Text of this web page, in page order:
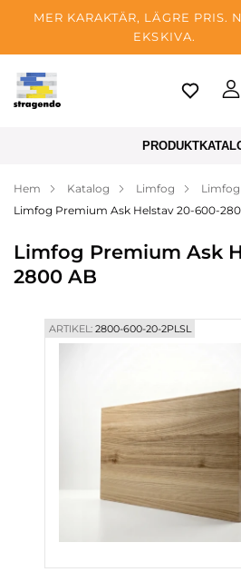
MER KARAKTÄR, LÄGRE PRIS.
EKSKIVA.
Tallinn
Betalning
Blogg
Hem Katalog Limfog
Limfog Premium Ask Helstav 20-600-
Limfog Premium Ask
2800 AB
ARTIKEL:2800-600-20-2PLSL